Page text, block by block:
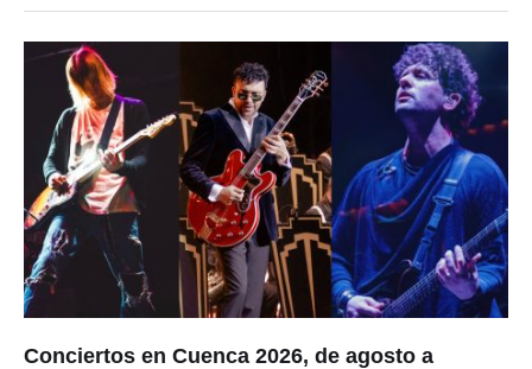
Conciertos en Cuenca 2026, de agosto a